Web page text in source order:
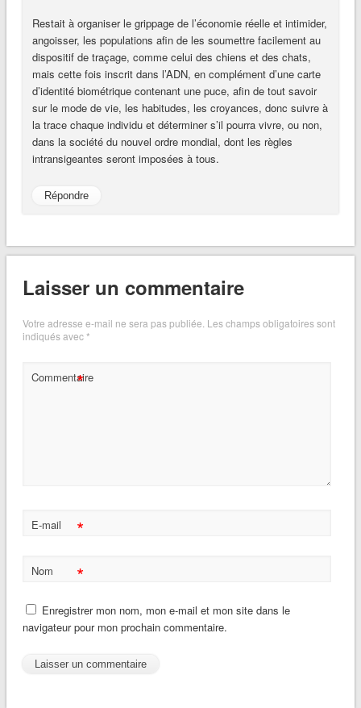
Restait à organiser le grippage de l’économie réelle et intimider,
angoisser, les populations afin de les soumettre facilement au
dispositif de traçage, comme celui des chiens et des chats,
mais cette fois inscrit dans l’ADN, en complément d’une carte
d’identité biométrique contenant une puce, afin de tout savoir
sur le mode de vie, les habitudes, les croyances, donc suivre à
la trace chaque individu et déterminer s’il pourra vivre, ou non,
dans la société du nouvel ordre mondial, dont les règles
intransigeantes seront imposées à tous.
Répondre
Laisser un commentaire
Votre adresse e-mail ne sera pas publiée. Les champs obligatoires sont
indiqués avec*
Commentaire
*
E-mail *
Nom *
Enregistrer mon nom, mon e-mail et mon site dans le
navigateur pour mon prochain commentaire.